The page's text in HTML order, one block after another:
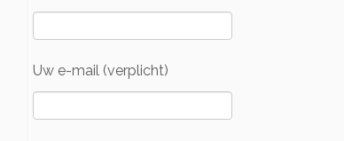
Uw e-mail (verplicht)